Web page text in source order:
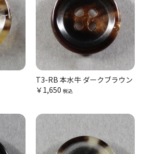
T3-RB 本水牛 ダークブラウン
￥1,650 税込